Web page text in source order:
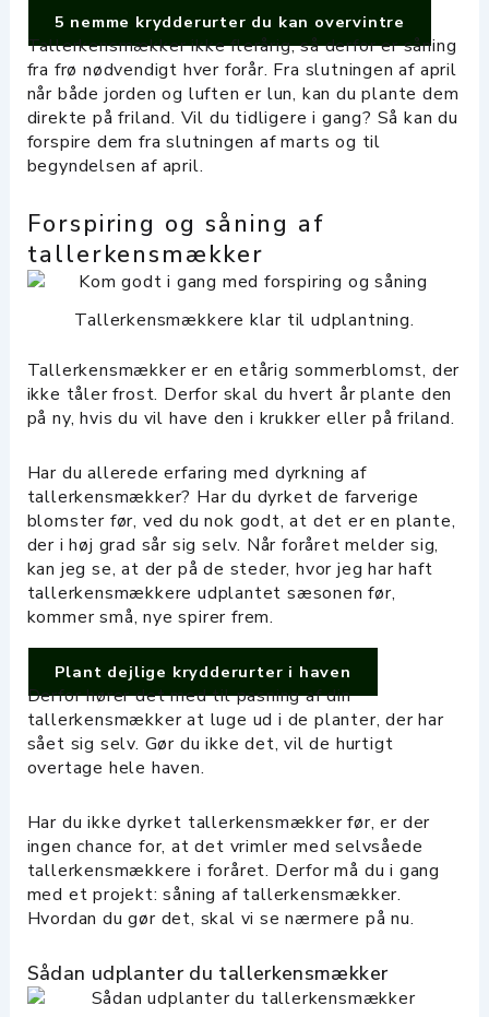
5 nemme krydderurter du kan overvintre
Tallerkensmækker ikke flerårig, så derfor er såning
fra frø nødvendigt hver forår. Fra slutningen af april
når både jorden og luften er lun, kan du plante dem
direkte på friland. Vil du tidligere i gang? Så kan du
forspire dem fra slutningen af marts og til
begyndelsen af april.
Forspiring og såning af
tallerkensmækker
Tallerkensmækkere klar til udplantning.
Tallerkensmækker er en etårig sommerblomst, der
ikke tåler frost. Derfor skal du hvert år plante den
på ny, hvis du vil have den i krukker eller på friland.
Har du allerede erfaring med dyrkning af
tallerkensmækker? Har du dyrket de farverige
blomster før, ved du nok godt, at det er en plante,
der i høj grad sår sig selv. Når foråret melder sig,
kan jeg se, at der på de steder, hvor jeg har haft
tallerkensmækkere udplantet sæsonen før,
kommer små, nye spirer frem.
Plant dejlige krydderurter i haven
Derfor hører det med til pasning af din
tallerkensmækker at luge ud i de planter, der har
sået sig selv. Gør du ikke det, vil de hurtigt
overtage hele haven.
Har du ikke dyrket tallerkensmækker før, er der
ingen chance for, at det vrimler med selvsåede
tallerkensmækkere i foråret. Derfor må du i gang
med et projekt: såning af tallerkensmækker.
Hvordan du gør det, skal vi se nærmere på nu.
Sådan udplanter du tallerkensmækker